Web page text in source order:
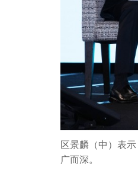
区景麟（中）表
广而深。